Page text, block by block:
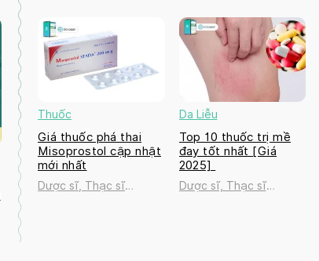
Thuốc
Giá thuốc phá thai
Misoprostol cập nhật
mới nhất
Dược sĩ, Thạc sĩ
Da Liễu
Top 10 thuốc trị mề
đay tốt nhất [Giá
2025]
Dược sĩ, Thạc sĩ